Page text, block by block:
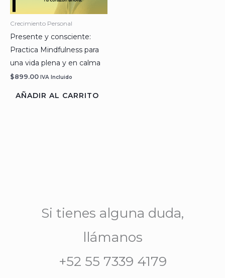
Crecimiento Personal
Presente y consciente:
Practica Mindfulness para
una vida plena y en calma
$899.00 IVA Incluido
AÑADIR AL CARRITO
Si tienes alguna duda,
llámanos
+52 55 7339 4179